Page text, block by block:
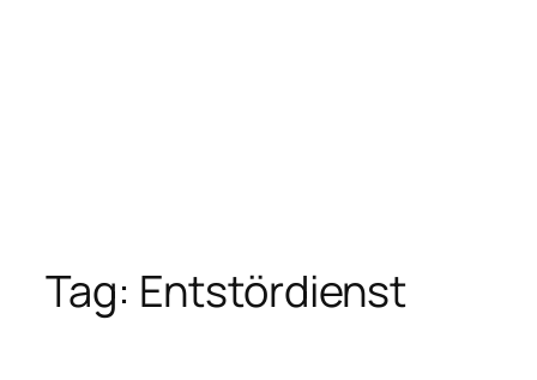
Tag: Entstördienst